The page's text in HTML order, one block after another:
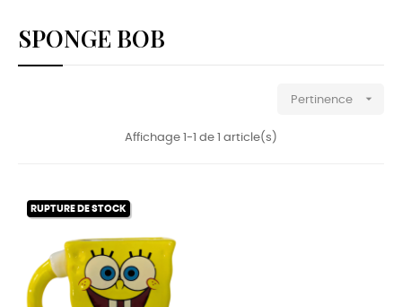
SPONGE BOB
Pertinence 
Affichage 1-1 de 1 article(s)
RUPTURE DE STOCK